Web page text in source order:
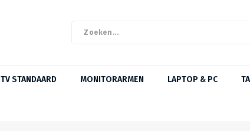
TV STANDAARD MONITORARMEN LAPTOP & PC